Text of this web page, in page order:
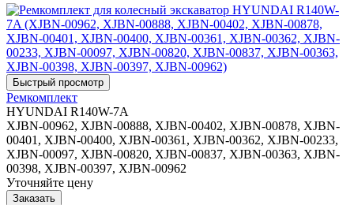
Ремкомплект
HYUNDAI R140W-7A
XJBN-00962, XJBN-00888, XJBN-00402, XJBN-00878, XJBN-
00401, XJBN-00400, XJBN-00361, XJBN-00362, XJBN-00233,
XJBN-00097, XJBN-00820, XJBN-00837, XJBN-00363, XJBN-
00398, XJBN-00397, XJBN-00962
Уточняйте цену